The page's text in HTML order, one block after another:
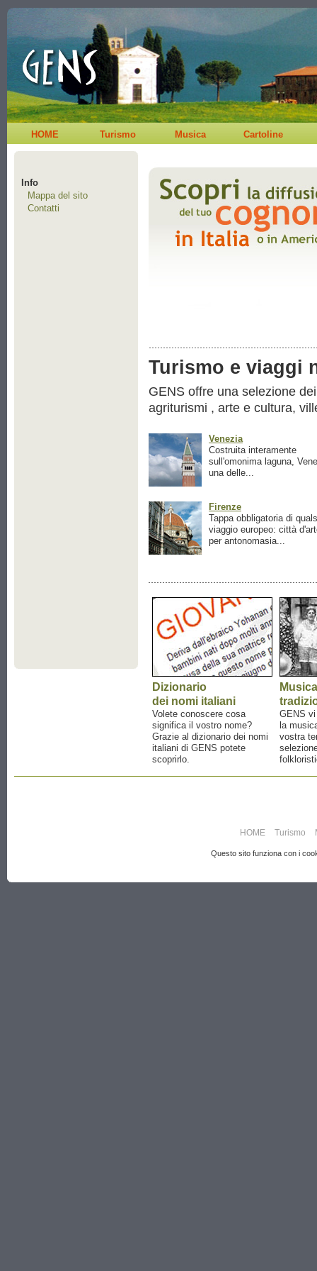
HOME Turismo Musica Cartoline
Info
Mappa del sito
Contatti
Turismo e viaggi
GENS offre una selezione
agriturismi , arte e cultura,
Venezia
Costruita interamente
sull'omonima laguna,
una delle...
Firenze
Tappa obbligatoria di
viaggio europeo: città
per antonomasia...
Dizionario
dei nomi italiani
Volete conoscere cosa
significa il vostro nome?
Grazie al dizionario dei nomi
italiani di GENS potete
scoprirlo.
Musica
GENS
la
vostra
HOME Turismo
Questo sito funziona con i